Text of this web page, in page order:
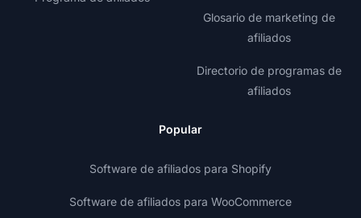
Glosario de marketing de
afiliados
Directorio de programas de
afiliados
Popular
Software de afiliados para Shopify
Software de afiliados para WooCommerce